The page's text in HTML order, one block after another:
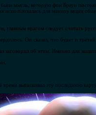
мысль, которую фон Браун
использовалась для манипуляции
главным врагом следует считать
Он сказал, что будет и
заговорил об этом. Именно для
вытаскивал эту последнюю